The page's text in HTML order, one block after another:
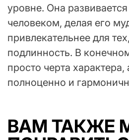
уровне. Она
человеком, делая его
привлекательнее для
подлинность. В
просто черта
полноценно и
ВАМ ТАКЖЕ